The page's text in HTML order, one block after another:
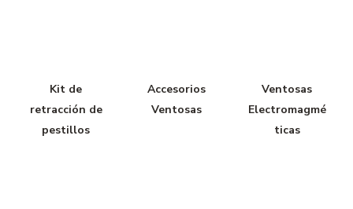
Kit de
retracción de
pestillos
Accesorios
Ventosas
Ventosas
Electromagmé
ticas